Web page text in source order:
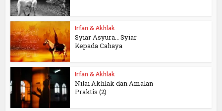
Irfan & Akhlak
Syiar Asyura… Syiar
Kepada Cahaya
Irfan & Akhlak
Nilai Akhlak dan Amalan
Praktis (2)